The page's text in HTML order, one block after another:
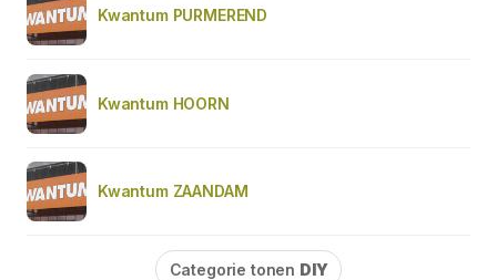
Kwantum PURMEREND
Kwantum HOORN
Kwantum ZAANDAM
Categorie tonen DIY